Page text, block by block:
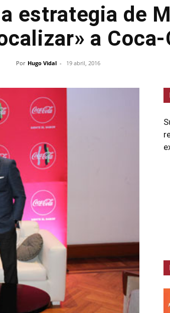
estrategia de
a
Por Hugo Vidal - 19 abril, 2016